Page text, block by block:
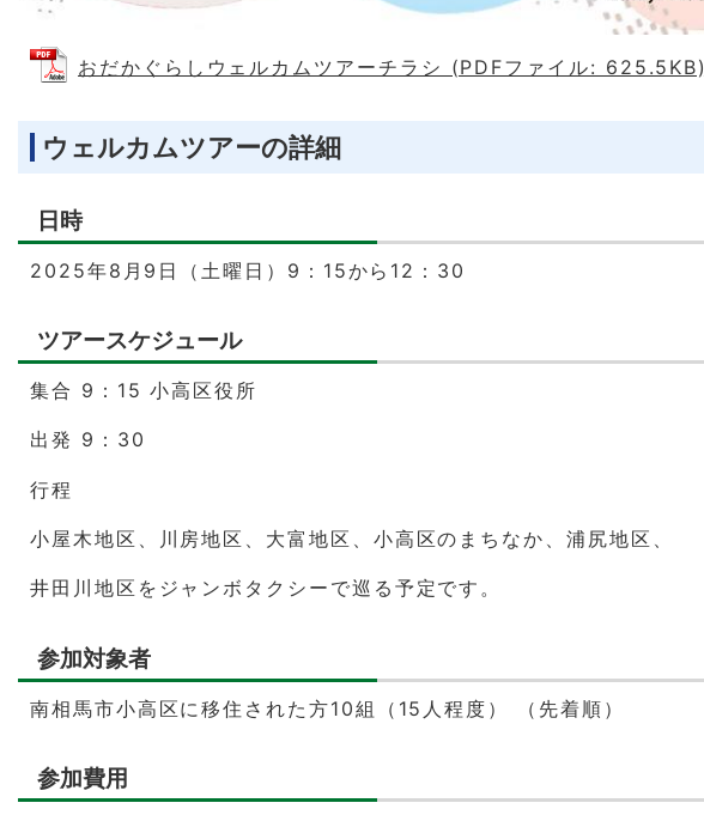
おだかぐらしウェルカムツアーチラシ (PDFファイル: 625.5KB)
ウェルカムツアーの詳細
日時
2025年8月9日（土曜日）9：15から12：30
ツアースケジュール
集合 9：15 小高区役所
出発 9：30
行程
小屋木地区、川房地区、大富地区、小高区のまちなか、浦尻地区、
井田川地区をジャンボタクシーで巡る予定です。
参加対象者
南相馬市小高区に移住された方10組（15人程度） （先着順）
参加費用